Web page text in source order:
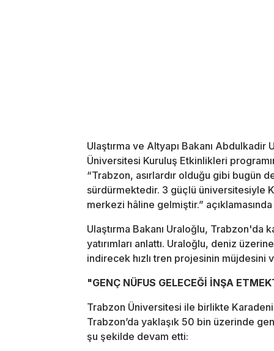
Ulaştırma ve Altyapı Bakanı
Üniversitesi Kuruluş Etkinlikleri
“Trabzon, asırlardır olduğu gibi bugün
sürdürmektedir. 3 güçlü üniversitesiyle
merkezi hâline gelmiştir.”
Ulaştırma Bakanı Uraloğlu, Trabzon'da
yatırımları anlattı. Uraloğlu, deniz
indirecek hızlı tren projesinin müjdesini
"GENÇ NÜFUS GELECEĞİ İNŞA
Trabzon Üniversitesi ile birlikte
Trabzon’da yaklaşık 50 bin üzerinde
şu şekilde devam etti: